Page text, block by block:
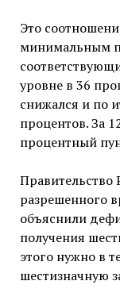
Это
минимальным
уровне в 36
снижался и по
процентов. За
процентный
Правительство
разрешенного
объяснили
получения
этого нужно в
шестизначную